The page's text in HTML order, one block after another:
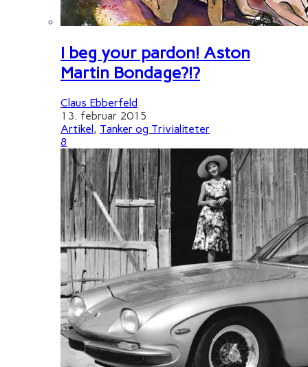
I beg your pardon! Aston
Martin Bondage?!?
Claus Ebberfeld
13. februar 2015
Artikel, Tanker og Trivialiteter
8